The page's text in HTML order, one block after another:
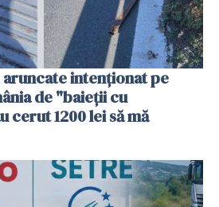
intenționat pe
de "baieții cu
cerut 1200 lei să mă